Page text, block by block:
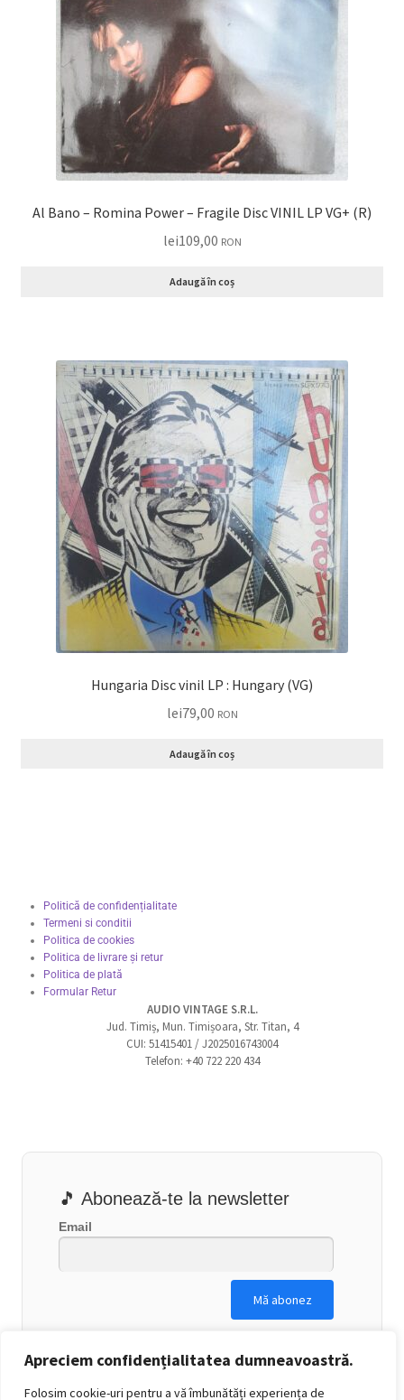
Apreciem confidențialitatea dumneavoastră.
Folosim cookie-uri pentru a vă îmbunătăți experiența de
Al Bano – Romina Power – Fragile Disc VINIL LP VG+ (R)
lei109,00 RON
Adaugă în coș
Hungaria Disc vinil LP : Hungary (VG)
lei79,00 RON
Adaugă în coș
Politică de confidențialitate
Termeni si conditii
Politica de cookies
Politica de livrare și retur
Politica de plată
Formular Retur
AUDIO VINTAGE S.R.L.
Jud. Timiș, Mun. Timișoara, Str. Titan, 4
CUI: 51415401 / J2025016743004
Telefon: +40 722 220 434
🎵 Abonează-te la newsletter
Email